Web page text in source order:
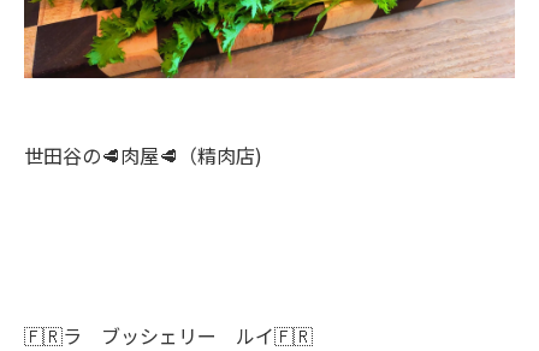
世田谷の🥩肉屋🥩（精肉店)
🇫🇷ラ ブッシェリー ルイ🇫🇷